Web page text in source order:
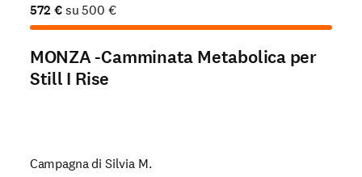
572€su500 €
MONZA -Camminata Metabolica per
Still I Rise
Campagna di Silvia M.